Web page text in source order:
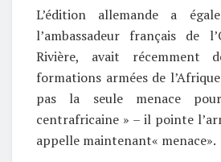
L’édition allemande a
l’ambassadeur français de
Rivière, avait récemment
formations armées de
pas la seule menace
centrafricaine » – il pointe
appelle maintenant« menace».